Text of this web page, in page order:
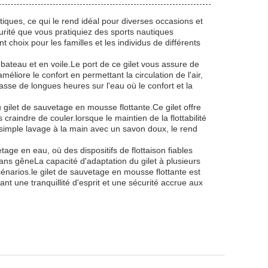
ce qui le rend idéal pour diverses occasions et
que vous pratiquiez des sports nautiques
choix pour les familles et les individus de différents
et en voile.Le port de ce gilet vous assure de
le confort en permettant la circulation de l'air,
de longues heures sur l'eau où le confort et la
de sauvetage en mousse flottante.Ce gilet offre
de couler.lorsque le maintien de la flottabilité
lavage à la main avec un savon doux, le rend
en eau, où des dispositifs de flottaison fiables
gêneLa capacité d'adaptation du gilet à plusieurs
gilet de sauvetage en mousse flottante est
une tranquillité d'esprit et une sécurité accrue aux